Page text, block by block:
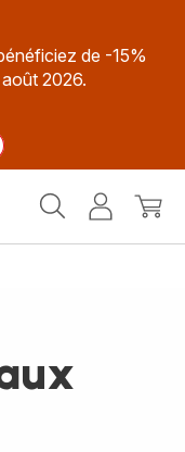
de -15%
2026.
MonMon